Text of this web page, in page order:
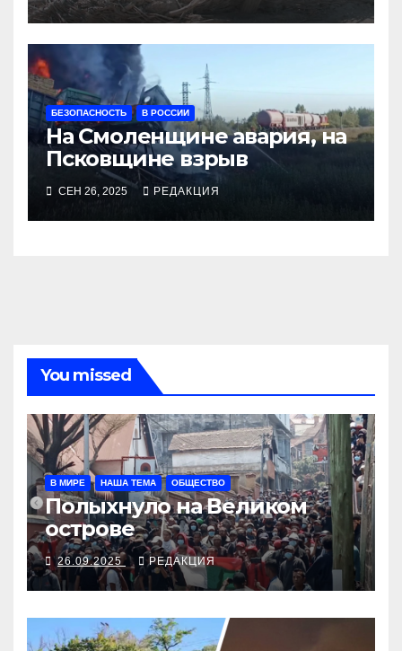
БЕЗОПАСНОСТЬ В РОССИИ
На Смоленщине авария, на
Псковщине взрыв
СЕН 26, 2025 РЕДАКЦИЯ
You missed
В МИРЕ НАША ТЕМА ОБЩЕСТВО
Полыхнуло на Великом
острове
26.09.2025 РЕДАКЦИЯ